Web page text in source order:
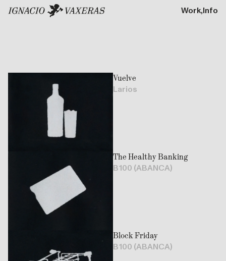
Work,Info
Vuelve
Larios
The Healthy Banking
B100 (ABANCA)
Block Friday
B100 (ABANCA)